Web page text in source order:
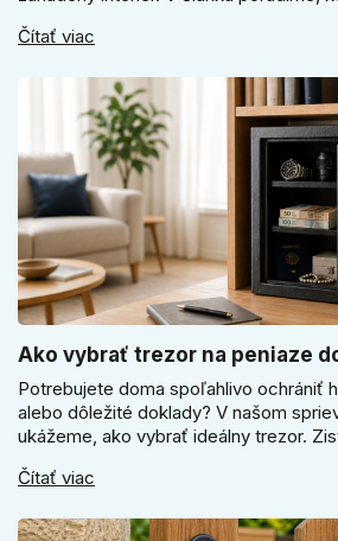
ako vyberať medzi okrúhlym a
Čítať viac
Ako vybrať trezor na peniaze
Potrebujete doma spoľahlivo ochrániť
alebo dôležité doklady? V našom
ukážeme, ako vybrať ideálny trezor.
kľúčové jeho správne ukotvenie.
Čítať viac